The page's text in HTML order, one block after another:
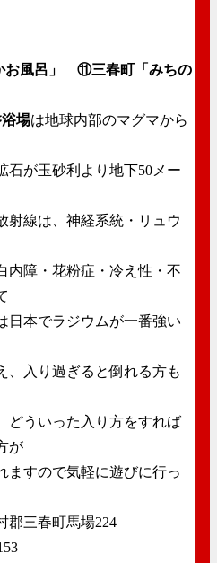
お風呂」 ⑪三春町「みちの
場は地球内部のマグマから
石が玉砂利より地下50メー
射線は、神経系統・リュウ
内障・花粉症・冷え性・不
日本でラジウムが一番強い
、入り過ぎると倒れる方も
どういった入り方をすれば
が
ますので気軽に遊びに行っ
春町馬場224